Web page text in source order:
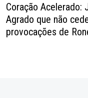
Coração Acelerado:
Agrado que não
provocações de